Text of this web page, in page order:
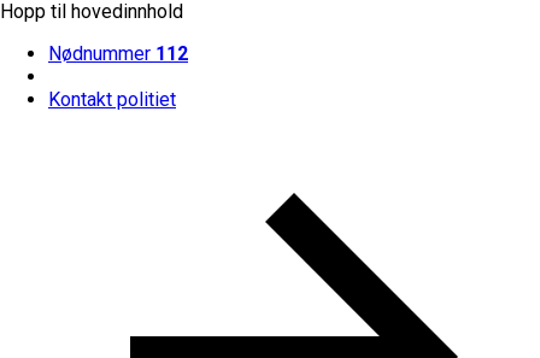
Hopp til hovedinnhold
Nødnummer 112
Kontakt politiet